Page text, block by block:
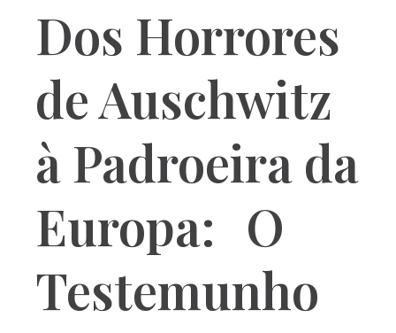
Dos Horrores
de Auschwitz
à Padroeira da
Europa: O
Testemunho